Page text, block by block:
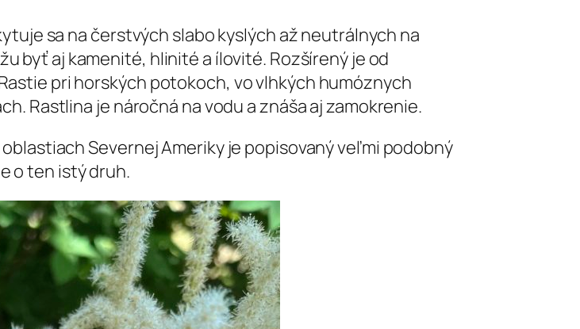
sa na čerstvých slabo kyslých až neutrálnych na
byť aj kamenité, hlinité a ílovité. Rozšírený je od
pri horských potokoch, vo vlhkých humóznych
Rastlina je náročná na vodu a znáša aj zamokrenie.
Severnej Ameriky je popisovaný veľmi podobný
o ten istý druh.